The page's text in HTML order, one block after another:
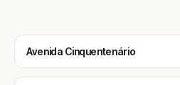
Avenida Cinquentenário